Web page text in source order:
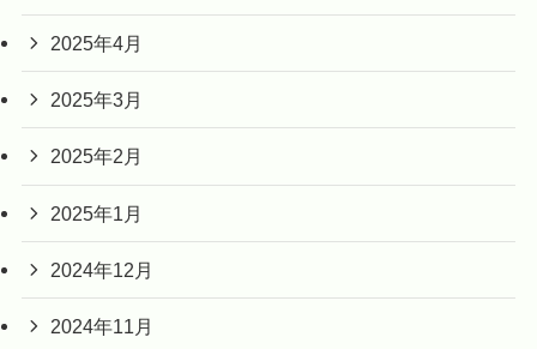
2025年4月
2025年3月
2025年2月
2025年1月
2024年12月
2024年11月